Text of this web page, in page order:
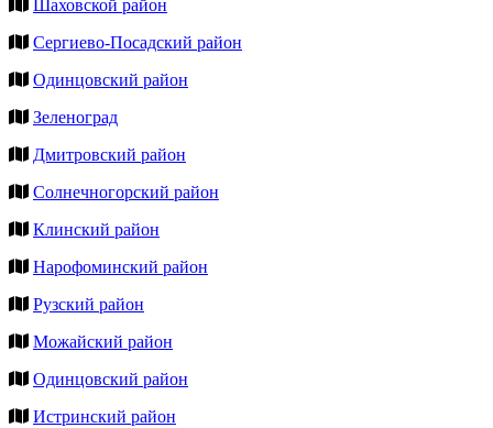
Шаховской район
Сергиево-Посадский район
Одинцовский район
Зеленоград
Дмитровский район
Солнечногорский район
Клинский район
Нарофоминский район
Рузский район
Можайский район
Одинцовский район
Истринский район